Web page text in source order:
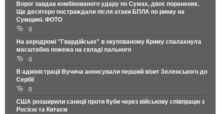
Ворог завдав комбінованого удару по Сумах, двоє поранених.
Ще десятеро постраждали після атаки БПЛА по ринку на
Сумщині. ФОТО
0
На аеродромі "Гвардійське" в окупованому Криму спалахнула
масштабна пожежа на складі пального
0
В адміністрації Вучича анонсували перший візит Зеленського до
Сербії
0
США розширили санкції проти Куби через військову співпрацю з
Росією та Китаєм